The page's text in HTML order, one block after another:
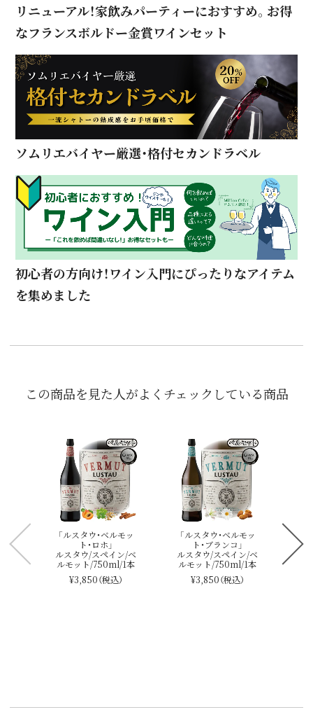
リニューアル！家飲みパーティーにおすすめ。お得
なフランスボルドー金賞ワインセット
ソムリエバイヤー厳選・格付セカンドラベル
初心者の方向け！ワイン入門にぴったりなアイテム
を集めました
この商品を見た人がよくチェックしている商品
「ルスタウ・ベルモッ
ト・ロホ」
ルスタウ/スペイン/ベ
ルモット/750ml/1本
¥3,850（税込）
「ルスタウ・ベルモッ
ト・ブランコ」
ルスタウ/スペイン/ベ
ルモット/750ml/1本
¥3,850（税込）
ン